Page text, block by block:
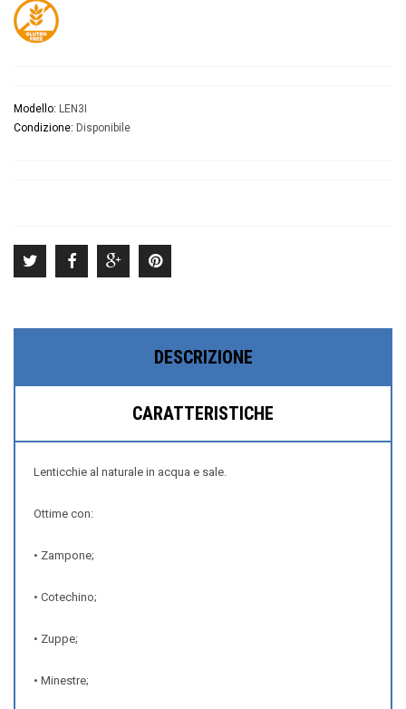
Modello: LEN3I
Condizione: Disponibile
DESCRIZIONE
CARATTERISTICHE
Lenticchie al naturale in acqua e sale.
Ottime con:
• Zampone;
• Cotechino;
• Zuppe;
• Minestre;